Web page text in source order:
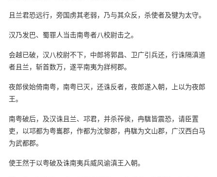
且兰君恐远行，旁国虏其老弱，乃与其众反，杀使者及犍为太守。
汉乃发巴、蜀罪人当击南粤者八校尉击之。
会越已破，汉八校尉不下，中郎将郭昌、卫广引兵还，行诛隔滇道
者且兰，斩首数万，遂平南夷为牂柯郡。
夜郎侯始倚南粤，南粤已灭，还诛反者，夜郎遂入朝，上以为夜郎
王。
南粤破后，及汉诛且兰、邛君，并杀莋侯，冉駹皆震恐，请臣置
吏，以邛都为粤巂郡，作都为沈黎郡，冉駹为文山郡，广汉西白马
为武都郡。
使王然于以粤破及诛南夷兵威风谕滇王入朝。